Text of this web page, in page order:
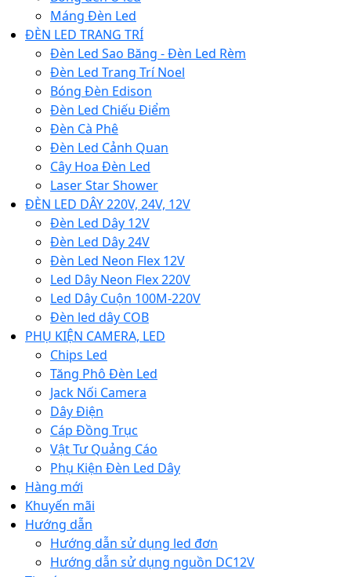
Máng Đèn Led
ĐÈN LED TRANG TRÍ
Đèn Led Sao Băng - Đèn Led Rèm
Đèn Led Trang Trí Noel
Bóng Đèn Edison
Đèn Led Chiếu Điểm
Đèn Cà Phê
Đèn Led Cảnh Quan
Cây Hoa Đèn Led
Laser Star Shower
ĐÈN LED DÂY 220V, 24V, 12V
Đèn Led Dây 12V
Đèn Led Dây 24V
Đèn Led Neon Flex 12V
Led Dây Neon Flex 220V
Led Dây Cuộn 100M-220V
Đèn led dây COB
PHỤ KIỆN CAMERA, LED
Chips Led
Tăng Phô Đèn Led
Jack Nối Camera
Dây Điện
Cáp Đồng Trục
Vật Tư Quảng Cáo
Phụ Kiện Đèn Led Dây
Hàng mới
Khuyến mãi
Hướng dẫn
Hướng dẫn sử dụng led đơn
Hướng dẫn sử dụng nguồn DC12V